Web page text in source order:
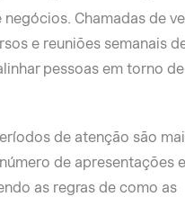
Chamadas de
e reuniões semanais
pessoas em torno de
de atenção são
de apresentações
as regras de como as